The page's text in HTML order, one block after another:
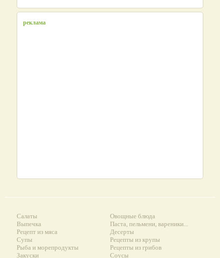
реклама
Салаты
Выпечка
Рецепт из мяса
Супы
Рыба и морепродукты
Закуски
Овощные блюда
Паста, пельмени, вареники...
Десерты
Рецепты из крупы
Рецепты из грибов
Соусы